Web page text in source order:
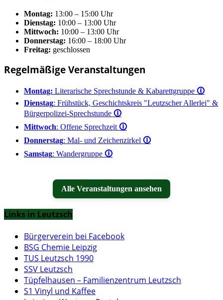
Montag: 13:00 – 15:00 Uhr
Dienstag: 10:00 – 13:00 Uhr
Mittwoch: 10:00 – 13:00 Uhr
Donnerstag: 16:00 – 18:00 Uhr
Freitag: geschlossen
Regelmäßige Veranstaltungen
Montag: Literarische Sprechstunde & Kabarettgruppe 🛈
Dienstag: Frühstück, Geschichtskreis "Leutzscher Allerlei" &
Bürgerpolizei-Sprechstunde 🛈
Mittwoch: Offene Sprechzeit 🛈
Donnerstag: Mal- und Zeichenzirkel 🛈
Samstag: Wandergruppe 🛈
Alle Veranstaltungen ansehen
Links in Leutzsch
Bürgerverein bei Facebook
BSG Chemie Leipzig
TUS Leutzsch 1990
SSV Leutzsch
Tüpfelhausen – Familienzentrum Leutzsch
S1 Vinyl und Kaffee